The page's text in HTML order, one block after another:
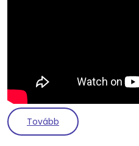
Tovább ( Az ELIXIR